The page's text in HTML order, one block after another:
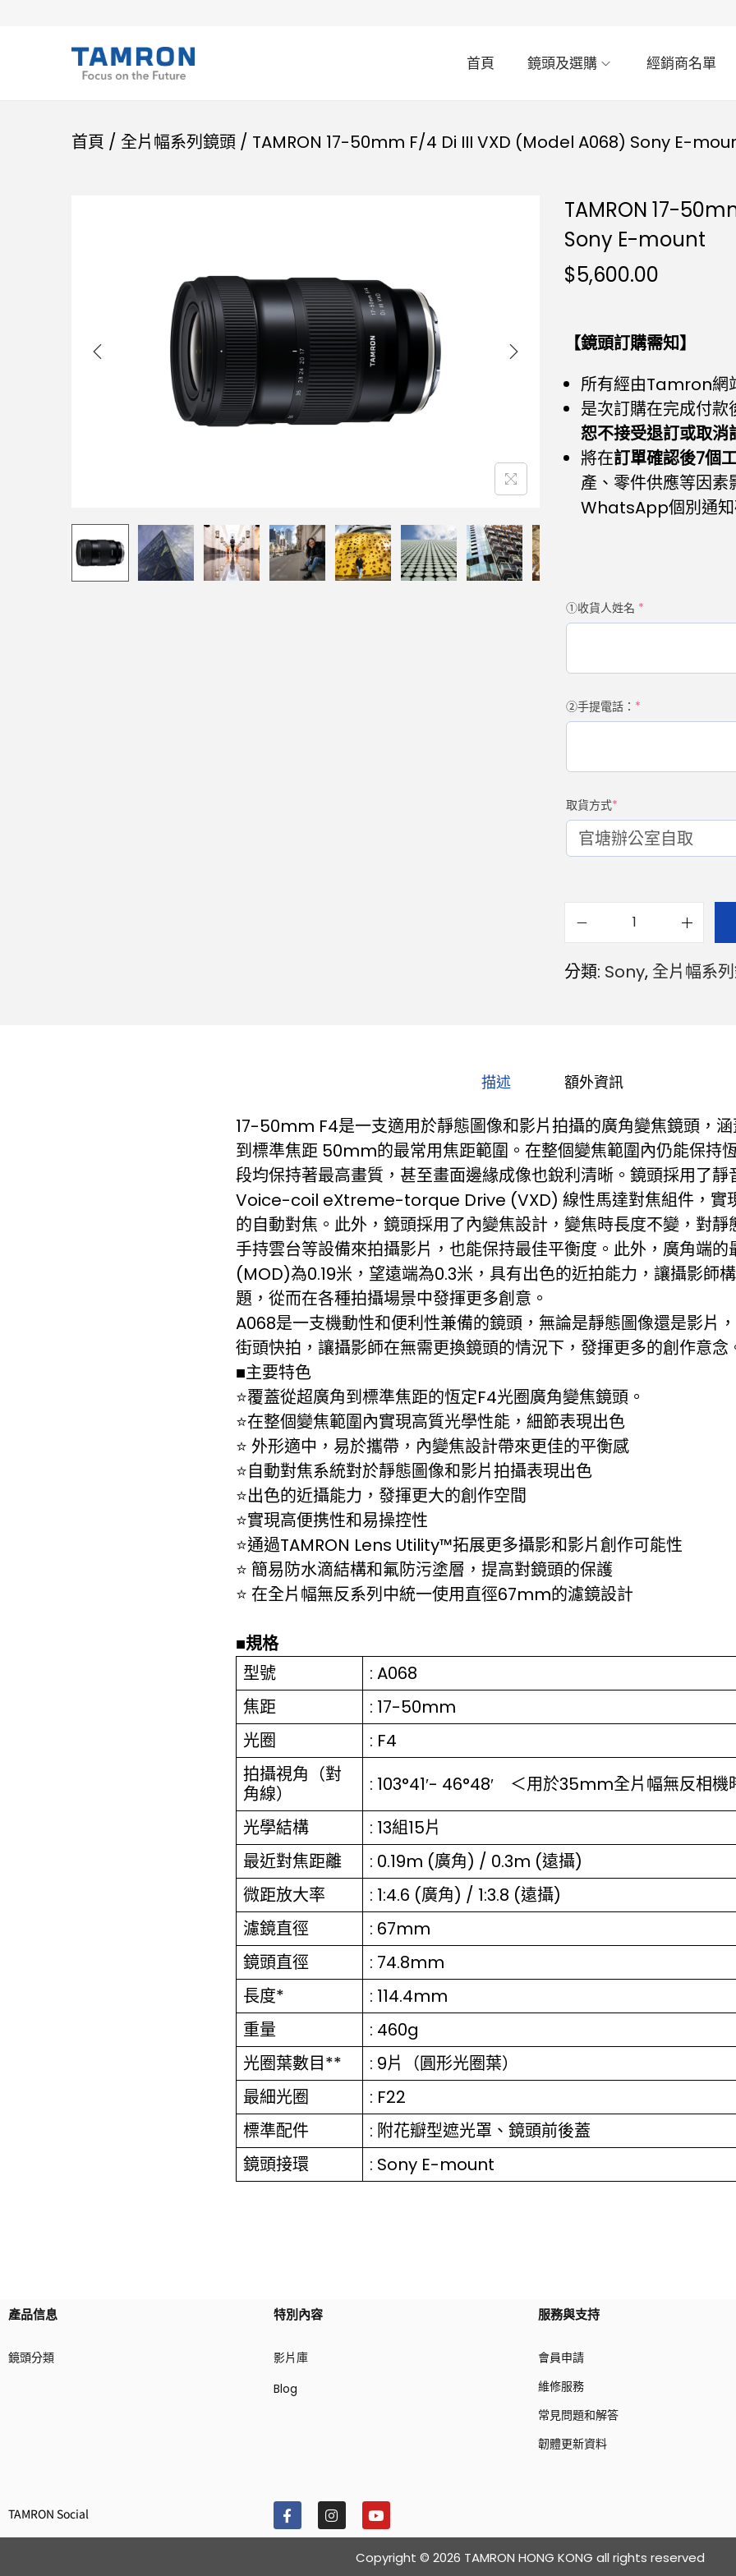
首頁 鏡頭及選購 經銷商名單
首頁 / 全片幅系列鏡頭 / TAMRON 17-50mm F/4 Di III VXD (Model A068) Sony E-
TAMRON 17-
Sony E-mount
$5,600.00
【鏡頭訂購需知】
所有經由Tamron網
是次訂購在完成付
恕不接受退訂或取消
將在訂單確認後7個
產、零件供應等因
WhatsApp個別通知
①收貨人姓名 *
②手提電話： *
取貨方式*
分類: Sony, 全片幅系
描述 額外資訊
17-50mm F4是一支適用於靜態圖像和影片拍攝的廣角變焦鏡頭，
到標準焦距 50mm的最常用焦距範圍。在整個變焦範圍內仍能保持
段均保持著最高畫質，甚至畫面邊緣成像也銳利清晰。鏡頭採用了靜
Voice-coil eXtreme-torque Drive (VXD) 線性馬達對焦組件，實
的自動對焦。此外，鏡頭採用了內變焦設計，變焦時長度不變，對靜
手持雲台等設備來拍攝影片，也能保持最佳平衡度。此外，廣角端的
(MOD)為0.19米，望遠端為0.3米，具有出色的近拍能力，讓攝影師
題，從而在各種拍攝場景中發揮更多創意。
A068是一支機動性和便利性兼備的鏡頭，無論是靜態圖像還是影片
街頭快拍，讓攝影師在無需更換鏡頭的情況下，發揮更多的創作意念
■主要特色
⭐覆蓋從超廣角到標準焦距的恆定F4光圈廣角變焦鏡頭。
⭐在整個變焦範圍內實現高質光學性能，細節表現出色
⭐ 外形適中，易於攜帶，內變焦設計帶來更佳的平衡感
⭐自動對焦系統對於靜態圖像和影片拍攝表現出色
⭐出色的近攝能力，發揮更大的創作空間
⭐實現高便携性和易操控性
⭐通過TAMRON Lens Utility™拓展更多攝影和影片創作可能性
⭐ 簡易防水滴結構和氟防污塗層，提高對鏡頭的保護
⭐ 在全片幅無反系列中統一使用直徑67mm的濾鏡設計
■規格
型號
: A068
焦距
: 17-50mm
光圈
: F4
拍攝視角（對
角線）
: 103°41′- 46°48′ ＜用於35mm全片幅無反相機
光學結構
: 13組15片
最近對焦距離
: 0.19m (廣角) / 0.3m (遠攝)
微距放大率
: 1:4.6 (廣角) / 1:3.8 (遠攝)
濾鏡直徑
: 67mm
鏡頭直徑
: 74.8mm
長度*
: 114.4mm
重量
: 460g
光圈葉數目**
: 9片（圓形光圈葉）
最細光圈
: F22
標準配件
: 附花瓣型遮光罩、鏡頭前後蓋
鏡頭接環
: Sony E-mount
產品信息
鏡頭分類
特別內容
影片庫
Blog
服務與支持
會員申請
維修服務
常見問題和解答
韌體更新資料
TAMRON Social
Copyright © 2026 TAMRON HONG KONG all rights reserved